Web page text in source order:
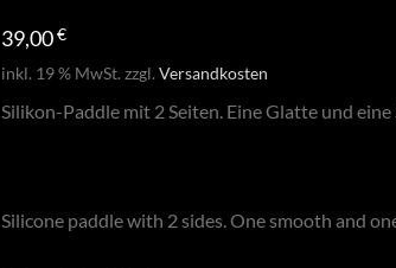
39,00€
inkl. 19 % MwSt. zzgl. Versandkosten
Silikon-Paddle mit 2 Seiten. Eine Glatte und
Silicone paddle with 2 sides. One smooth and